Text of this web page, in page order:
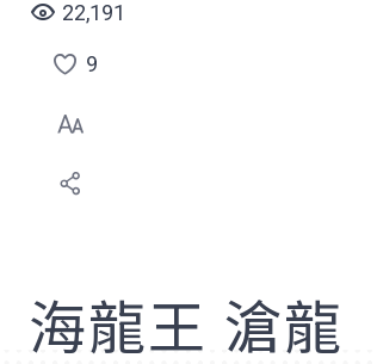
22,191
點
選
喜
9
海龍王 滄龍